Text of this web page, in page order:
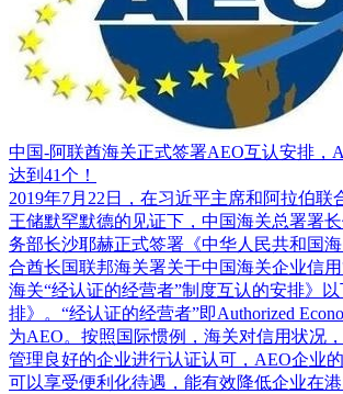
中国-阿联酋海关正式签署AEO互认安排，
达到41个！
2019年7月22日，在习近平主席和阿拉伯联
王储默罕默德的见证下，中国海关总署署
务部长沙耶赫正式签署《中华人民共和国
合酋长国联邦海关署关于中国海关企业信
海关“经认证的经营者”制度互认的安排》
排》。“经认证的经营者”即Authorized
为AEO。按照国际惯例，海关对信用状况
管理良好的企业进行认证认可，AEO企业
可以享受便利化待遇，能有效降低企业在